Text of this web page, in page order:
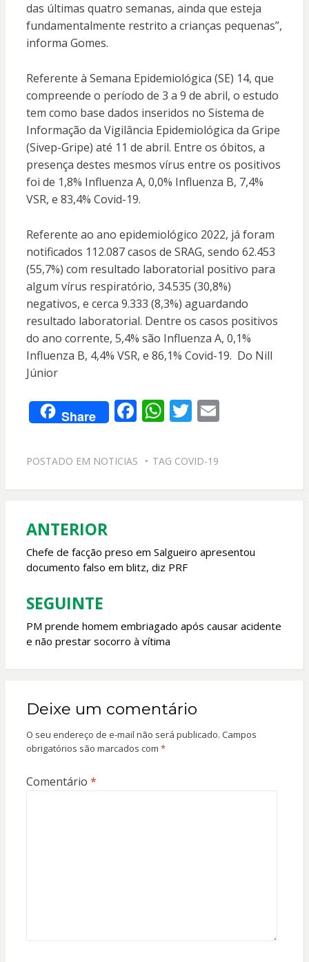
das últimas quatro semanas, ainda que esteja
fundamentalmente restrito a crianças pequenas”,
informa Gomes.
Referente à Semana Epidemiológica (SE) 14, que
compreende o período de 3 a 9 de abril, o estudo
tem como base dados inseridos no Sistema de
Informação da Vigilância Epidemiológica da Gripe
(Sivep-Gripe) até 11 de abril. Entre os óbitos, a
presença destes mesmos vírus entre os positivos
foi de 1,8% Influenza A, 0,0% Influenza B, 7,4%
VSR, e 83,4% Covid-19.
Referente ao ano epidemiológico 2022, já foram
notificados 112.087 casos de SRAG, sendo 62.453
(55,7%) com resultado laboratorial positivo para
algum vírus respiratório, 34.535 (30,8%)
negativos, e cerca 9.333 (8,3%) aguardando
resultado laboratorial. Dentre os casos positivos
do ano corrente, 5,4% são Influenza A, 0,1%
Influenza B, 4,4% VSR, e 86,1% Covid-19. Do Nill
Júnior
Share F
e
o
k
W
at
A
p
T
itt
E
POSTADO EM NOTICIAS TAG COVID-19
Navegação
de
Post
ANTERIOR
Chefe de facção preso em Salgueiro apresentou
documento falso em blitz, diz PRF
SEGUINTE
PM prende homem embriagado após causar acidente
e não prestar socorro à vítima
Deixe um comentário
O seu endereço de e-mail não será publicado. Campos
obrigatórios são marcados com *
Comentário *